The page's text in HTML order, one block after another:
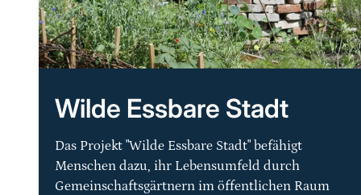
Wilde Essbare Stadt
Das Projekt "Wilde Essbare Stadt" befähigt
Menschen dazu, ihr Lebensumfeld durch
Gemeinschaftsgärtnern im öffentlichen Raum